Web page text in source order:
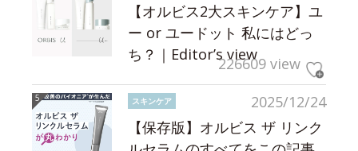
【オルビス2大スキンケア】ユ
ー or ユードット 私にはどっ
ち？｜Editor’s view226609 view
2025/12/24
スキンケア
【保存版】オルビス ザ リンク